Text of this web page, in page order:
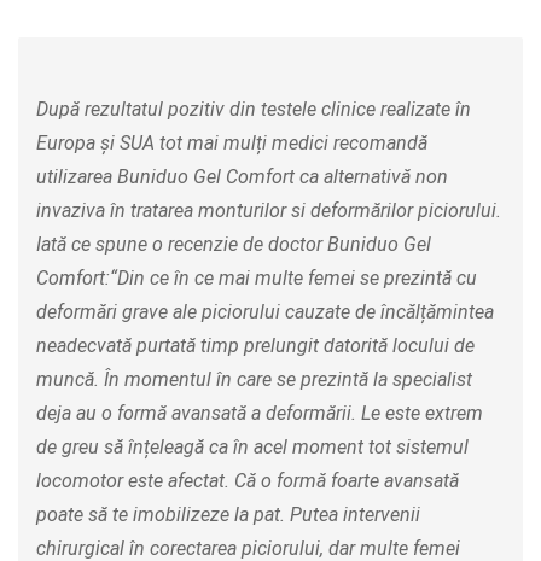
După rezultatul pozitiv din testele clinice realizate în
Europa și SUA tot mai mulți medici recomandă
utilizarea Buniduo Gel Comfort ca alternativă non
invaziva în tratarea monturilor si deformărilor piciorului.
Iată ce spune o recenzie de doctor Buniduo Gel
Comfort:“Din ce în ce mai multe femei se prezintă cu
deformări grave ale piciorului cauzate de încălțămintea
neadecvată purtată timp prelungit datorită locului de
muncă. În momentul în care se prezintă la specialist
deja au o formă avansată a deformării. Le este extrem
de greu să înțeleagă ca în acel moment tot sistemul
locomotor este afectat. Că o formă foarte avansată
poate să te imobilizeze la pat. Putea intervenii
chirurgical în corectarea piciorului, dar multe femei